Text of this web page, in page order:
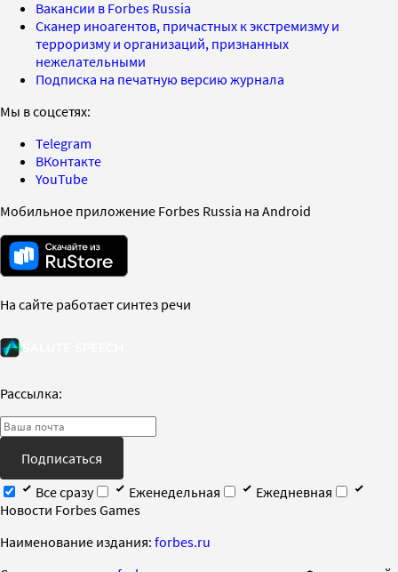
Вакансии в Forbes Russia
Сканер иноагентов, причастных к экстремизму и
терроризму и организаций, признанных
нежелательными
Подписка на печатную версию журнала
Мы в соцсетях:
Telegram
ВКонтакте
YouTube
Мобильное приложение Forbes Russia на Android
На сайте работает синтез речи
Рассылка:
Подписаться
Все сразу
Еженедельная
Ежедневная
Новости Forbes Games
Наименование издания: forbes.ru